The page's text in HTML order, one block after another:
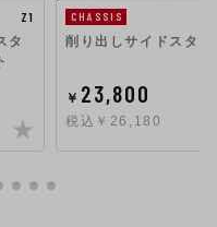
Z1
タ
CHASSIS
削り出しサイドスタ
￥ 23,800
税込￥26,180